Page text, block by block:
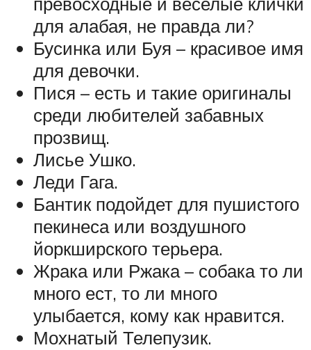
для алабая, не правда ли?
Бусинка или Буя – красивое имя
для девочки.
Пися – есть и такие оригиналы
среди любителей забавных
прозвищ.
Лисье Ушко.
Леди Гага.
Бантик подойдет для пушистого
пекинеса или воздушного
йоркширского терьера.
Жрака или Ржака – собака то ли
много ест, то ли много
улыбается, кому как нравится.
Мохнатый Телепузик.